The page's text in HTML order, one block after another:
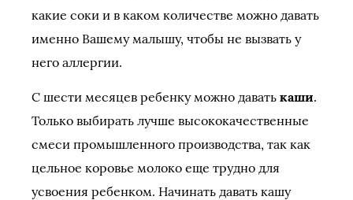
какие соки и в каком количестве можно давать
именно Вашему малышу, чтобы не вызвать у
него аллергии.
С шести месяцев ребенку можно давать каши.
Только выбирать лучше высококачественные
смеси промышленного производства, так как
цельное коровье молоко еще трудно для
усвоения ребенком. Начинать давать кашу